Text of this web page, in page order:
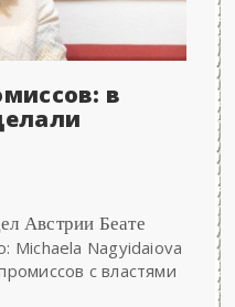
в
Австрии Беате
Michaela Nagyidaiova
с властями